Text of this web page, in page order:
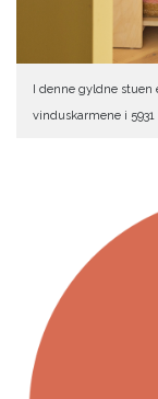
I denne gyldne stuen
vinduskarmene i 5931